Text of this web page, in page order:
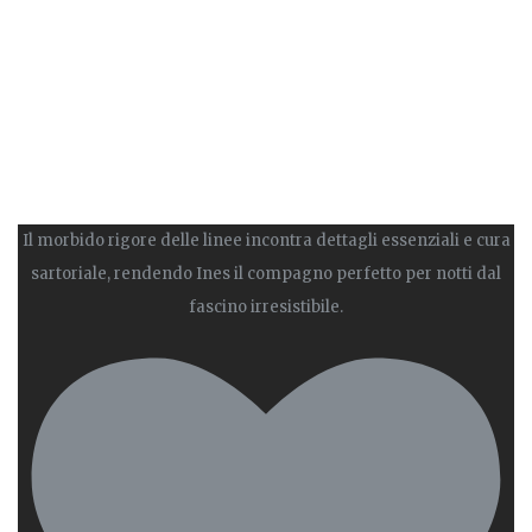
Il morbido rigore delle linee incontra dettagli essenziali e cura
sartoriale, rendendo Ines il compagno perfetto per notti dal
fascino irresistibile.